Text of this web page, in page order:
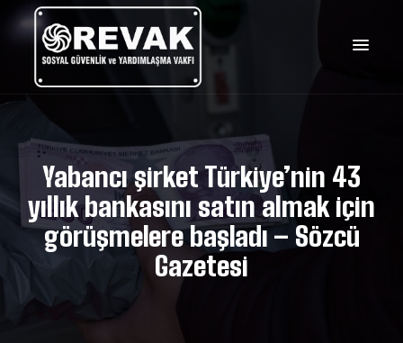
Yabancı şirket Türkiye’nin 43
yıllık bankasını satın almak için
görüşmelere başladı – Sözcü
Gazetesi